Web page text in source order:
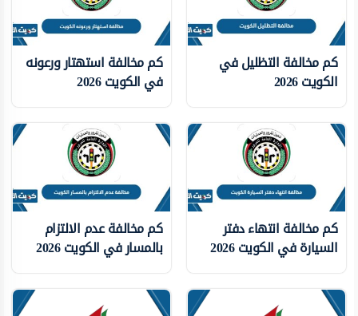
كم مخالفة التظليل في
الكويت 2026
كم مخالفة استهتار ورعونه
في الكويت 2026
كم مخالفة انتهاء دفتر
السيارة في الكويت 2026
كم مخالفة عدم الالتزام
بالمسار في الكويت 2026